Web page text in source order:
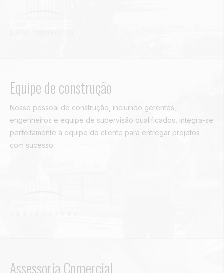
Equipe de construção
Nosso pessoal de construção, incluindo gerentes,
engenheiros e equipe de supervisão qualificados, integra-se
perfeitamente à equipe do cliente para entregar projetos
com sucesso.
Assessoria Comercial